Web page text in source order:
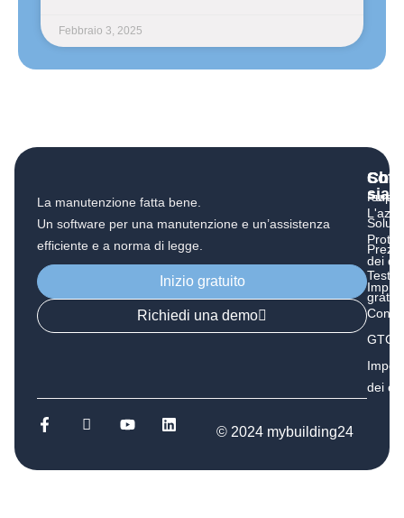
Febbraio 3, 2025
La manutenzione fatta bene.
Un software per una manutenzione e un’assistenza
efficiente e a norma di legge.
Inizio gratuito
Richiedi una demo
Chi
dei
GTC
dei
Prezzi
Test
© 2024 mybuilding24